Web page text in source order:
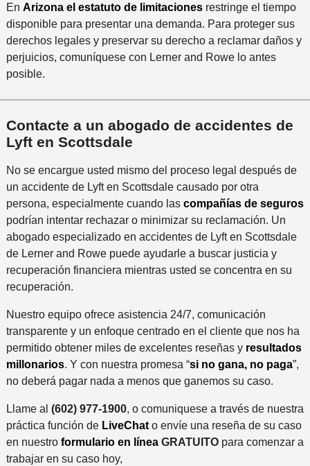
En Arizona el estatuto de limitacionesrestringe el tiempo
disponible para presentar una demanda. Para proteger sus
derechos legales y preservar su derecho a reclamar daños y
perjuicios, comuníquese con Lerner and Rowe lo antes
posible.
Contacte a un abogado de accidentes de
Lyft en Scottsdale
No se encargue usted mismo del proceso legal después de
un accidente de Lyft en Scottsdale causado por otra
persona, especialmente cuando las compañías de seguros
podrían intentar rechazar o minimizar su reclamación. Un
abogado especializado en accidentes de Lyft en Scottsdale
de Lerner and Rowe puede ayudarle a buscar justicia y
recuperación financiera mientras usted se concentra en su
recuperación.
Nuestro equipo ofrece asistencia 24/7, comunicación
transparente y un enfoque centrado en el cliente que nos ha
permitido obtener miles de excelentes reseñas y resultados
millonarios. Y con nuestra promesa “si no gana, no paga”,
no deberá pagar nada a menos que ganemos su caso.
Llame al (602) 977-1900, o comuniquese a través de nuestra
práctica función de LiveChato envíe una reseña de su caso
en nuestro formulario en líneaGRATUITOpara comenzar a
trabajar en su caso hoy,